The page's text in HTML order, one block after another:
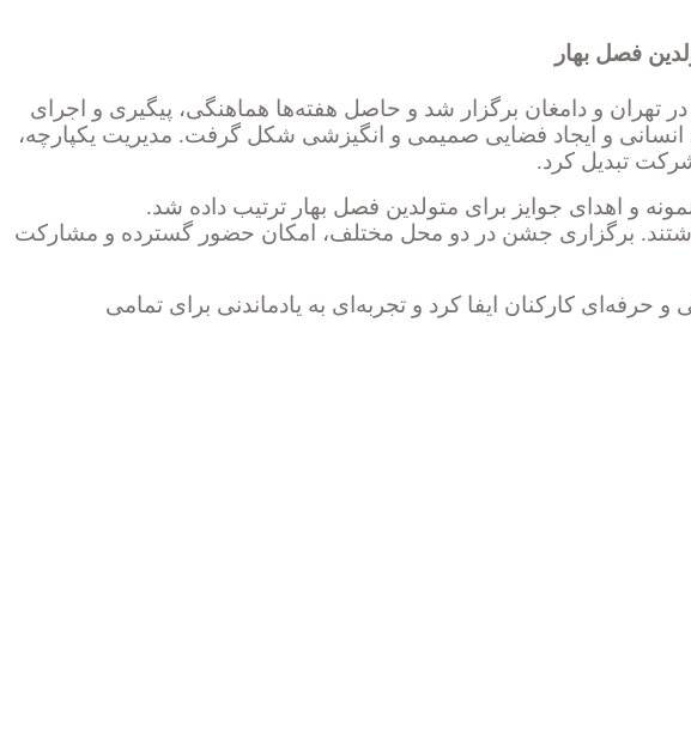
فصل بهار
در تهران و دامغان برگزار شد و حاصل هفته‌ها هماهنگی، پیگیری و اجرای
انسانی و ایجاد فضایی صمیمی و انگیزشی شکل گرفت. مدیریت یکپارچه،
تبدیل کرد.
و اهدای جوایز برای متولدین فصل بهار ترتیب داده شد.
برگزاری جشن در دو محل مختلف، امکان حضور گسترده و مشارکت
کارکنان ایفا کرد و تجربه‌ای به یادماندنی برای تمامی